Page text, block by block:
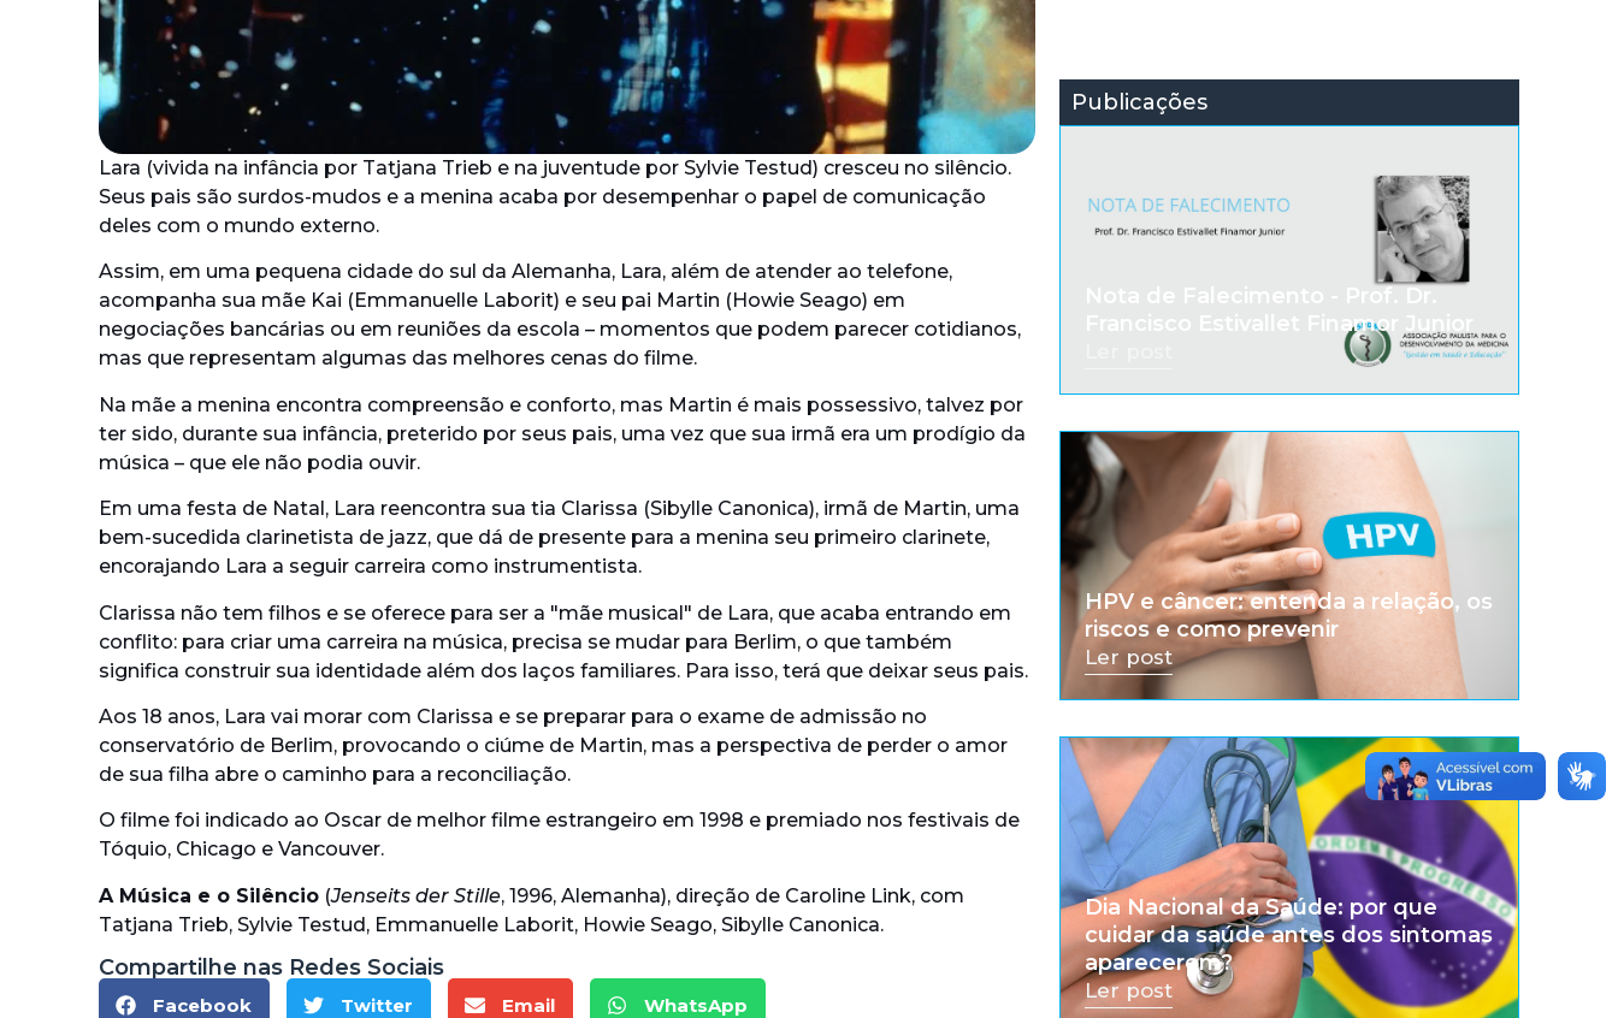
Lara (vivida na infância por Tatjana Trieb e na juventude por Sylvie Testud) cresceu no silêncio.
Seus pais são surdos-mudos e a menina acaba por desempenhar o papel de comunicação
deles com o mundo externo.
Assim, em uma pequena cidade do sul da Alemanha, Lara, além de atender ao telefone,
acompanha sua mãe Kai (Emmanuelle Laborit) e seu pai Martin (Howie Seago) em
negociações bancárias ou em reuniões da escola – momentos que podem parecer cotidianos,
mas que representam algumas das melhores cenas do filme.
Na mãe a menina encontra compreensão e conforto, mas Martin é mais possessivo, talvez por
ter sido, durante sua infância, preterido por seus pais, uma vez que sua irmã era um prodígio da
música – que ele não podia ouvir.
Em uma festa de Natal, Lara reencontra sua tia Clarissa (Sibylle Canonica), irmã de Martin, uma
bem-sucedida clarinetista de jazz, que dá de presente para a menina seu primeiro clarinete,
encorajando Lara a seguir carreira como instrumentista.
Clarissa não tem filhos e se oferece para ser a "mãe musical" de Lara, que acaba entrando em
conflito: para criar uma carreira na música, precisa se mudar para Berlim, o que também
significa construir sua identidade além dos laços familiares. Para isso, terá que deixar seus pais.
Aos 18 anos, Lara vai morar com Clarissa e se preparar para o exame de admissão no
conservatório de Berlim, provocando o ciúme de Martin, mas a perspectiva de perder o amor
de sua filha abre o caminho para a reconciliação.
O filme foi indicado ao Oscar de melhor filme estrangeiro em 1998 e premiado nos festivais de
Tóquio, Chicago e Vancouver.
A Música e o Silêncio (Jenseits der Stille, 1996, Alemanha), direção de Caroline Link, com
Tatjana Trieb, Sylvie Testud, Emmanuelle Laborit, Howie Seago, Sibylle Canonica.
Compartilhe nas Redes Sociais
Facebook Twitter Email WhatsApp
Publicações
Nota de Falecimento - Prof. Dr.
Francisco Estivallet Finamor Junior
HPV e câncer: entenda a relação, os
riscos e como prevenir
Ler post
Dia Nacional da Saúde: por que
cuidar da saúde antes dos sintomas
aparecerem?
Ler post